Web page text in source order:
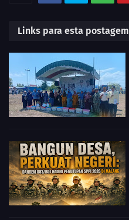
Links para esta postagem